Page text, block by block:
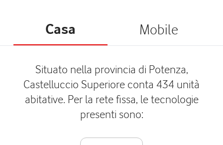
Casa Mobile
Situato nella provincia di Potenza,
Castelluccio Superiore conta 434 unità
abitative. Per la rete fissa, le tecnologie
presenti sono: